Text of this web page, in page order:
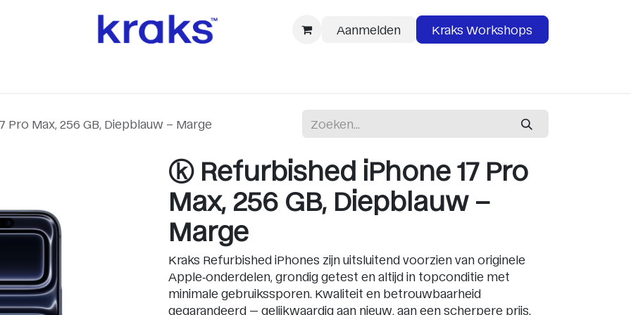
Aanmelden Kraks Workshops
Max, 256 GB, Diepblauw – Marge
ⓚ Refurbished iPhone 17 Pro
Max, 256 GB, Diepblauw –
Marge
Kraks Refurbished iPhones zijn uitsluitend voorzien van originele
Apple‑onderdelen, grondig getest en altijd in topconditie met
minimale gebruikssporen. Kwaliteit en betrouwbaarheid
gegarandeerd — gelijkwaardig aan nieuw, aan een scherpere prijs.